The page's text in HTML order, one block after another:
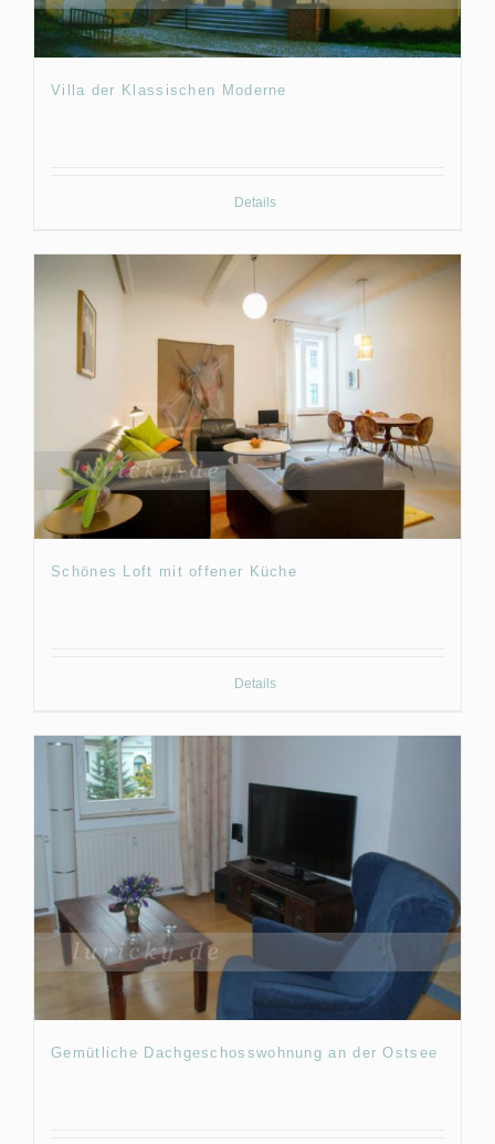
Villa der Klassischen Moderne
Details
Schönes Loft mit offener Küche
Details
Gemütliche Dachgeschosswohnung an der Ostsee